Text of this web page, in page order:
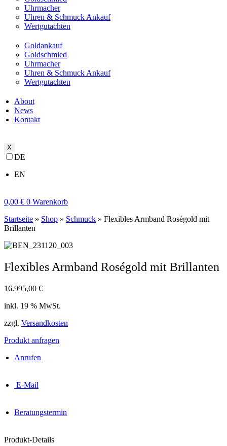
Uhrmacher
Uhren & Schmuck Ankauf
Wertgutachten
Goldankauf
Goldschmied
Uhrmacher
Uhren & Schmuck Ankauf
Wertgutachten
About
News
Kontakt
X
DE
EN
0,00 € 0 Warenkorb
Startseite » Shop » Schmuck » Flexibles Armband Roségold mit
Brillanten
Flexibles Armband Roségold mit Brillanten
16.995,00 €
inkl. 19 % MwSt.
zzgl. Versandkosten
Produkt anfragen
Anrufen
E-Mail
Beratungstermin
Produkt-Details